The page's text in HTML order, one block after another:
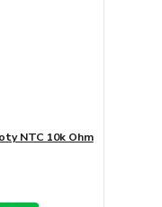
NTC 10k Ohm